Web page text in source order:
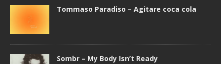
Tommaso Paradiso – Agitare coca cola
Sombr – My Body Isn’t Ready